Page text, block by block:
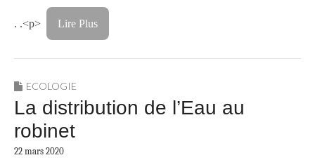
. .<p> Lire Plus
ECOLOGIE
La distribution de l’Eau au
robinet
22 mars 2020